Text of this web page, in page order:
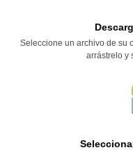
Seleccione un archivo de su
arrástrelo y